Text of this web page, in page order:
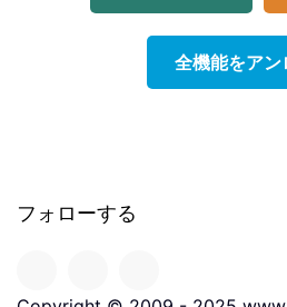
全機能をアン
フォローする